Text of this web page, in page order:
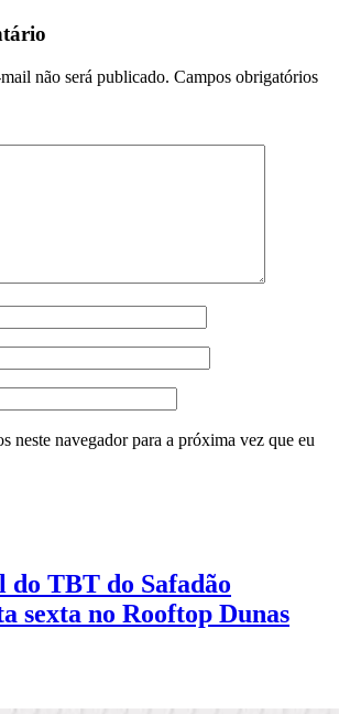
não será publicado. Campos obrigatórios
neste navegador para a próxima vez que eu
TBT do Safadão
sexta no Rooftop Dunas